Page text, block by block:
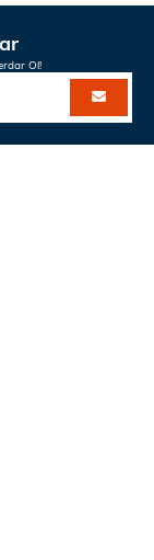
Ol!